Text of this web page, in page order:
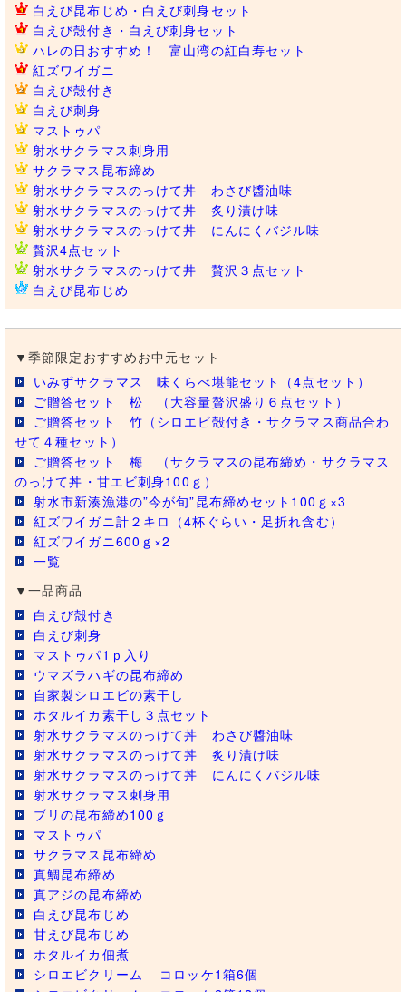
白えび昆布じめ・白えび刺身セット
白えび殻付き・白えび刺身セット
ハレの日おすすめ！ 富山湾の紅白寿セット
紅ズワイガニ
白えび殻付き
白えび刺身
マストゥパ
射水サクラマス刺身用
サクラマス昆布締め
射水サクラマスのっけて丼 わさび醬油味
射水サクラマスのっけて丼 炙り漬け味
射水サクラマスのっけて丼 にんにくバジル味
贅沢4点セット
射水サクラマスのっけて丼 贅沢３点セット
白えび昆布じめ
▼季節限定おすすめお中元セット
いみずサクラマス 味くらべ堪能セット（4点セット）
ご贈答セット 松 （大容量贅沢盛り６点セット）
ご贈答セット 竹（シロエビ殻付き・サクラマス商品合わ
せて４種セット）
ご贈答セット 梅 （サクラマスの昆布締め・サクラマス
のっけて丼・甘エビ刺身100ｇ）
射水市新湊漁港の”今が旬”昆布締めセット100ｇ×3
紅ズワイガニ計２キロ（4杯ぐらい・足折れ含む）
紅ズワイガニ600ｇ×2
一覧
▼一品商品
白えび殻付き
白えび刺身
マストゥパ1ｐ入り
ウマズラハギの昆布締め
自家製シロエビの素干し
ホタルイカ素干し３点セット
射水サクラマスのっけて丼 わさび醬油味
射水サクラマスのっけて丼 炙り漬け味
射水サクラマスのっけて丼 にんにくバジル味
射水サクラマス刺身用
ブリの昆布締め100ｇ
マストゥパ
サクラマス昆布締め
真鯛昆布締め
真アジの昆布締め
白えび昆布じめ
甘えび昆布じめ
ホタルイカ佃煮
シロエビクリーム
コロッケ1箱6個